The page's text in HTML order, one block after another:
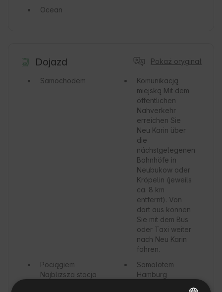
Ocean
Dojazd Pokaż oryginał
Samochodem
Komunikacją
miejską Mit dem
öffentlichen
Nahverkehr
erreichen Sie
Neu Karin über
die
nächstgelegenen
Bahnhöfe in
Neubukow oder
Kröpelin (jeweils
ca. 8 km
entfernt). Von
dort aus können
Sie mit dem Bus
oder Taxi weiter
nach Neu Karin
fahren.
Pociągiem
Najbliższa stacja
Samolotem
Hamburg